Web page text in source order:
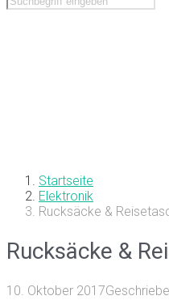
Startseite
Elektronik
Rucksäcke &
Rucksäcke &
10. Oktober 2017